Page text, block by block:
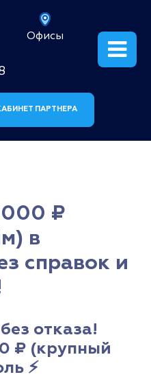
Офисы
ПАРТНЕРА
₽
в
справок и
отказа!
₽ (крупный
⚡